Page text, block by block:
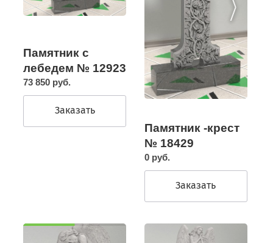
Памятник с
лебедем № 12923
73 850 руб.
Заказать
Памятник -крест
№ 18429
0 руб.
Заказать